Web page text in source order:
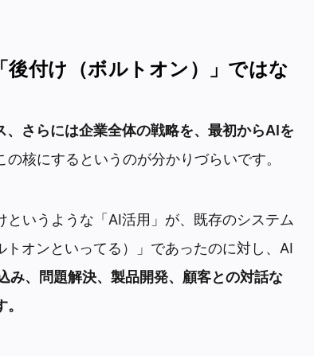
付け（ボルトオン）」ではな
、さらには企業全体の戦略を、最初からAIを
の核にするというのが分かりづらいです。
いうような「AI活用」が、既存のシステム
オンといってる）」であったのに対し、AI
み、問題解決、製品開発、顧客との対話な